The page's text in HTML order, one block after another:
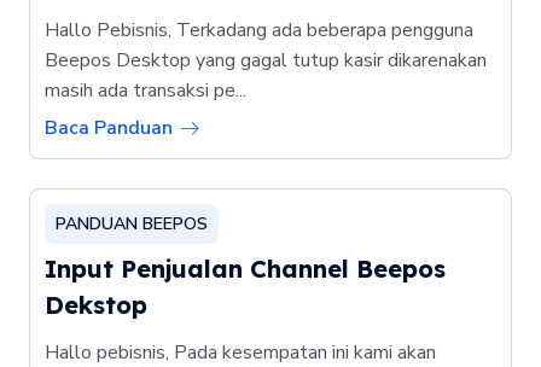
Hallo Pebisnis, Terkadang ada beberapa pengguna
Beepos Desktop yang gagal tutup kasir dikarenakan
masih ada transaksi pe...
Baca Panduan
PANDUAN BEEPOS
Input Penjualan Channel Beepos
Dekstop
Hallo pebisnis, Pada kesempatan ini kami akan